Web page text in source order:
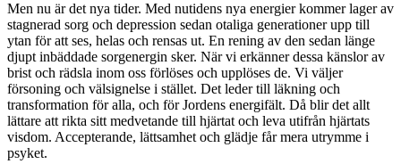
Men nu är det nya tider. Med nutidens nya energier kommer lager av
stagnerad sorg och depression sedan otaliga generationer upp till
ytan för att ses, helas och rensas ut. En rening av den sedan länge
djupt inbäddade sorgenergin sker. När vi erkänner dessa känslor av
brist och rädsla inom oss förlöses och upplöses de. Vi väljer
försoning och välsignelse i stället. Det leder till läkning och
transformation för alla, och för Jordens energifält. Då blir det allt
lättare att rikta sitt medvetande till hjärtat och leva utifrån hjärtats
visdom. Accepterande, lättsamhet och glädje får mera utrymme i
psyket.